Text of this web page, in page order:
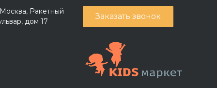
Москва, Ракетный
дом 17
Заказать звонок